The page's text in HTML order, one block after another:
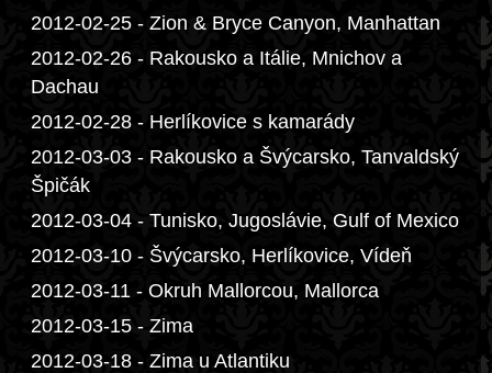
2012-02-25 - Zion & Bryce Canyon, Manhattan
2012-02-26 - Rakousko a Itálie, Mnichov a
Dachau
2012-02-28 - Herlíkovice s kamarády
2012-03-03 - Rakousko a Švýcarsko, Tanvaldský
Špičák
2012-03-04 - Tunisko, Jugoslávie, Gulf of Mexico
2012-03-10 - Švýcarsko, Herlíkovice, Vídeň
2012-03-11 - Okruh Mallorcou, Mallorca
2012-03-15 - Zima
2012-03-18 - Zima u Atlantiku